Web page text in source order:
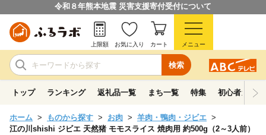
令和８年熊本地震 災害支援寄付受付について
検索
上限額 お気に入り カート メニュー
トップ ランキング 返礼品一覧 まち一覧 特集 初心者ガイド
ホーム ものから探す お肉
羊肉・鴨肉・ジビエ
江の川shishi ジビエ 天然猪 モモスライス 焼肉用 約500g（2～3人前）